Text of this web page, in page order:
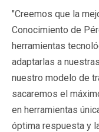
"Creemos que la
Conocimiento de
herramientas
adaptarlas a
nuestro modelo de
sacaremos el
en herramientas
óptima respuesta y